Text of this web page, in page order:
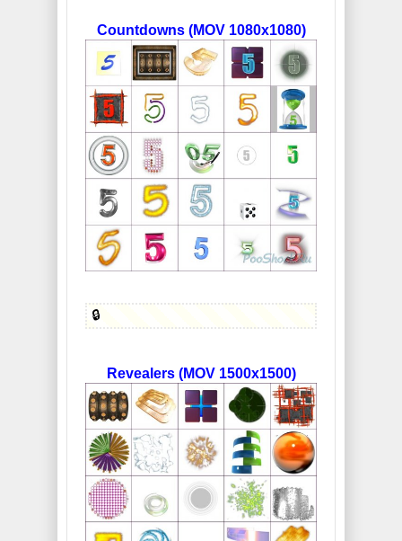
Countdowns (MOV 1080x1080)
🔒
Revealers (MOV 1500x1500)